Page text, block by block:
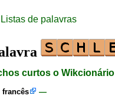
Listas de palavras
curtos o Wikcionário
francês —